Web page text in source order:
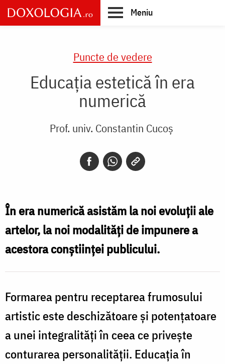
Skip
to
main
Meniu
Puncte de vedere
Educația estetică în era
numerică
Prof. univ. Constantin Cucoș
În era numerică asistăm la noi evoluții ale
artelor, la noi modalități de impunere a
acestora conștiinței publicului.
Formarea pentru receptarea frumosului
artistic este deschizătoare și potențatoare
a unei integralități în ceea ce privește
conturarea personalității. Educaţia în